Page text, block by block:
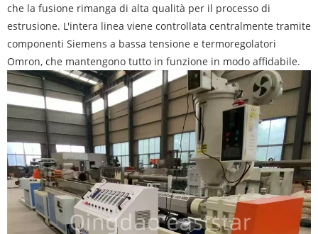
che la fusione rimanga di alta qualità per il processo di
estrusione. L'intera linea viene controllata centralmente tramite
componenti Siemens a bassa tensione e termoregolatori
Omron, che mantengono tutto in funzione in modo affidabile.